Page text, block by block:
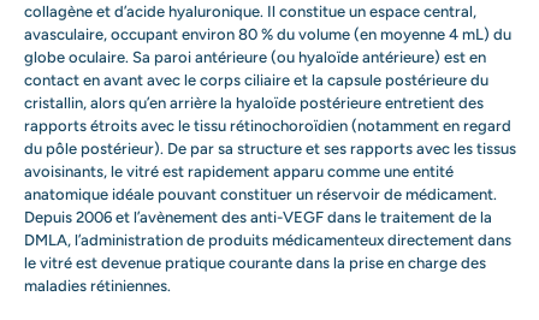
collagène et d’acide hyaluronique. Il constitue un espace central,
avasculaire, occupant environ 80 % du volume (en moyenne 4 mL) du
globe oculaire. Sa paroi antérieure (ou hyaloïde antérieure) est en
contact en avant avec le corps ciliaire et la capsule postérieure du
cristallin, alors qu’en arrière la hyaloïde postérieure entretient des
rapports étroits avec le tissu rétinochoroïdien (notamment en regard
du pôle postérieur). De par sa structure et ses rapports avec les tissus
avoisinants, le vitré est rapidement apparu comme une entité
anatomique idéale pouvant constituer un réservoir de médicament.
Depuis 2006 et l’avènement des anti-VEGF dans le traitement de la
DMLA, l’administration de produits médicamenteux directement dans
le vitré est devenue pratique courante dans la prise en charge des
maladies rétiniennes.